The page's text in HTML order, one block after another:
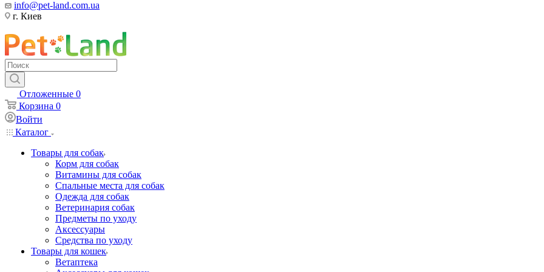
info@pet-land.com.ua
г. Киев
Отложенные 0
Корзина 0
Войти
Каталог
Товары для собак
Корм для собак
Витамины для собак
Спальные места для собак
Одежда для собак
Ветеринария собак
Предметы по уходу
Аксессуары
Средства по уходу
Товары для кошек
Ветаптека